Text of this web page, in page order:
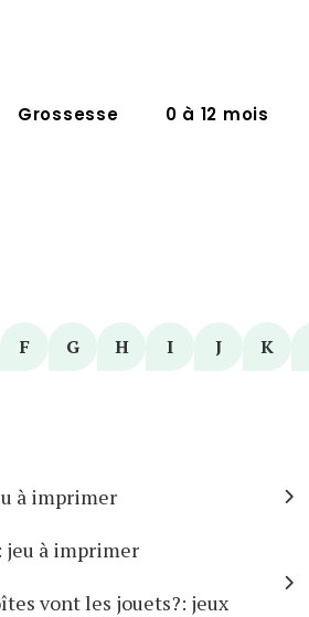
Grossesse 0 à 12 mois
F G H I J K
à imprimer
jeu à imprimer
vont les jouets?: jeux